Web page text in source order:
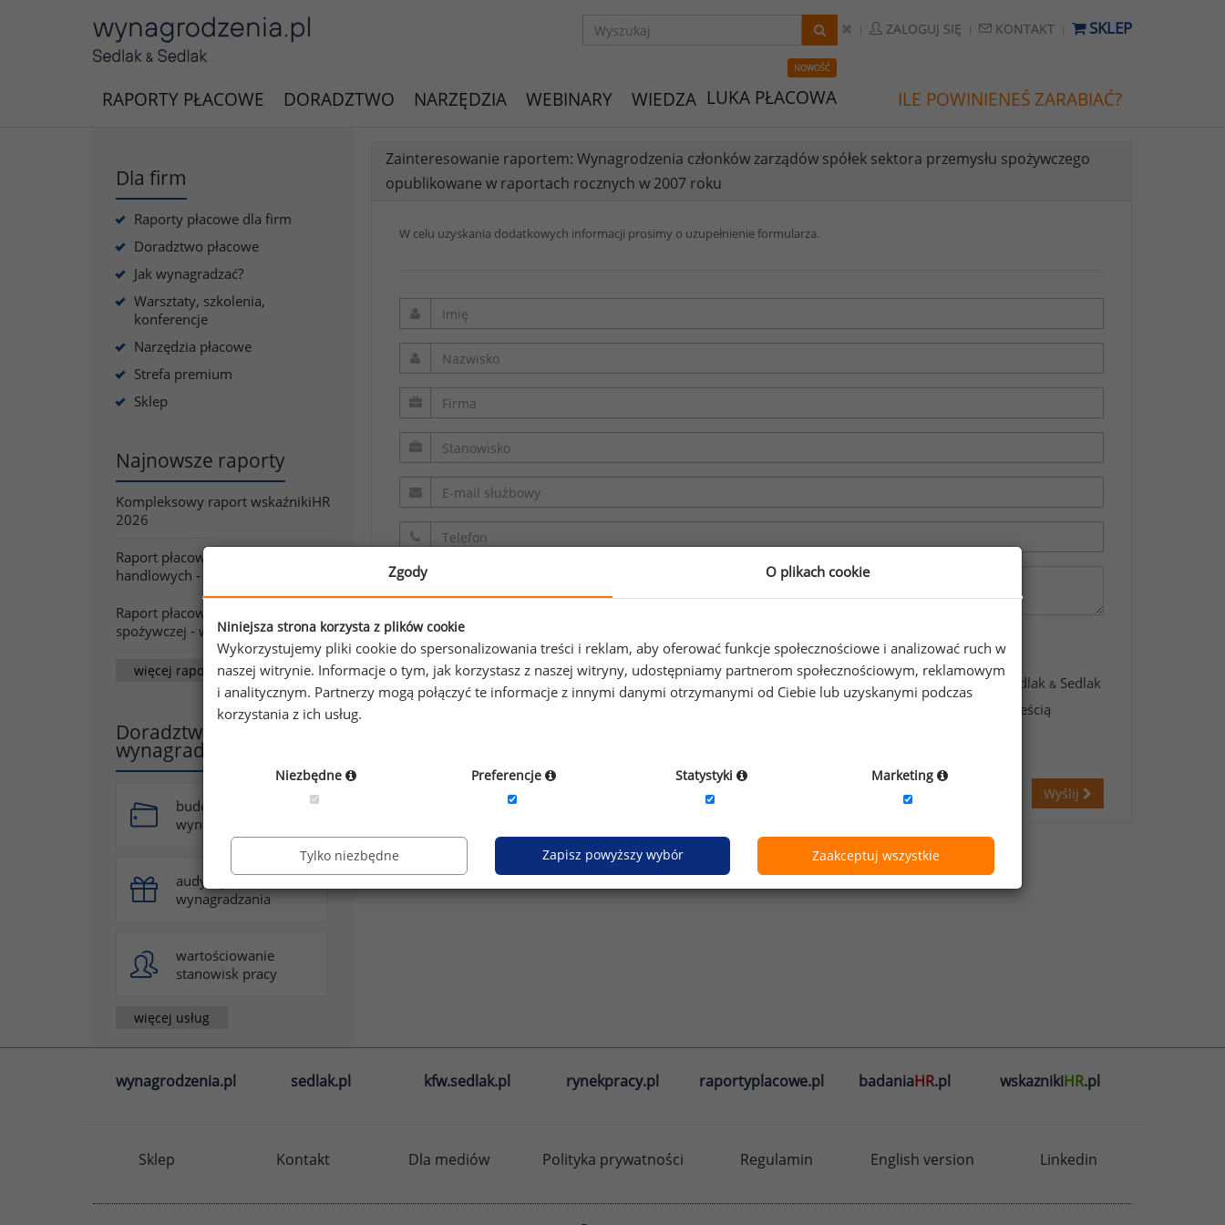
ZALOGUJ SIĘ KONTAKT SKLEP
RAPORTY PŁACOWE DORADZTWO NARZĘDZIA WEBINARY WIEDZA
NOWOŚĆ
LUKA PŁACOWA ILE POWINIENEŚ ZARABIAĆ?
Dla firm
Raporty płacowe dla firm
Doradztwo płacowe
Jak wynagradzać?
Warsztaty, szkolenia,
konferencje
Narzędzia płacowe
Strefa premium
Sklep
Najnowsze raporty
Kompleksowy raport wskaźnikiHR
2026
Raport płacowy dla firm
handlowych - wiosna/lato 2026
Raport płacowy dla branży
spożywczej - wiosna/lato 2026
więcej raportów
Doradztwo w zakresie
wynagradzania
budowa systemu
wynagradzania
audyt systemu
wynagradzania
wartościowanie
stanowisk pracy
więcej usług
Zainteresowanie raportem: Wynagrodzenia członków zarządów spółek sektora przemysłu spożywczego
opublikowane w raportach rocznych w 2007 roku
W celu uzyskania dodatkowych informacji prosimy o uzupełnienie formularza.
Oświadczam, że zapoznałem/zapoznałam się z regulaminem.
Wyrażam zgodę na przetwarzanie moich danych osobowych zawartych w formularzu przez Sedlak & Sedlak
sp. z o.o. sp. k. w celu odpowiedzi na przesłane zapytanie. Oświadczam, że zapoznałem się z treścią
Wyślij
wynagrodzenia.pl sedlak.pl kfw.sedlak.pl rynekpracy.pl raportyplacowe.pl badaniaHR.pl wskaznikiHR.pl
Sklep Kontakt Dla mediów Polityka prywatności Regulamin English version Linkedin
Zgody O plikach cookie
Niniejsza strona korzysta z plików cookie
Wykorzystujemy pliki cookie do spersonalizowania treści i reklam, aby oferować funkcje społecznościowe i analizować ruch w
naszej witrynie. Informacje o tym, jak korzystasz z naszej witryny, udostępniamy partnerom społecznościowym, reklamowym
i analitycznym. Partnerzy mogą połączyć te informacje z innymi danymi otrzymanymi od Ciebie lub uzyskanymi podczas
korzystania z ich usług.
Niezbędne Preferencje Statystyki Marketing
Tylko niezbędne Zapisz powyższy wybór Zaakceptuj wszystkie